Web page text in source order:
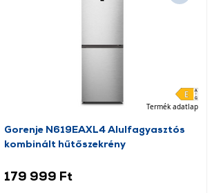
Termék adatlap
Gorenje N619EAXL4 Alulfagyasztós
kombinált hűtőszekrény
179 999 Ft